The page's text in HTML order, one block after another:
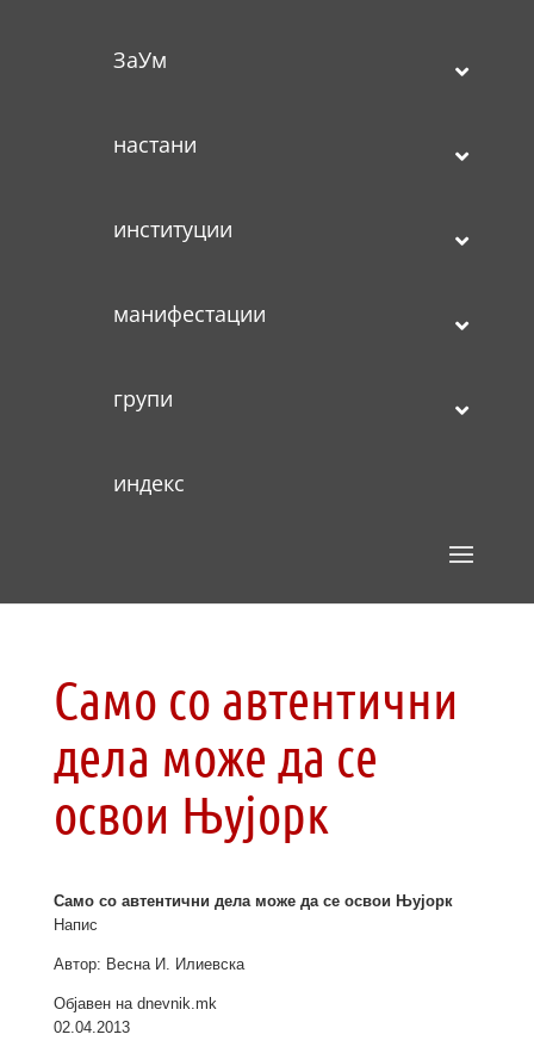
ЗаУм
настани
институции
манифестации
групи
индекс
Само со автентични
дела може да се
освои Њујорк
Само со автентични дела може да се освои Њујорк
Напис
Автор: Весна И. Илиевска
Објавен на dnevnik.mk
02.04.2013